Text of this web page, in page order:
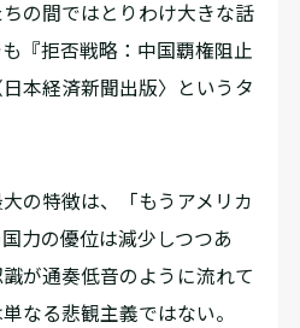
の間ではとりわけ大きな話
『拒否戦略：中国覇権阻止
本経済新聞出版〉というタ
の特徴は、「もうアメリカ
力の優位は減少しつつあ
が通奏低音のように流れて
なる悲観主義ではない。